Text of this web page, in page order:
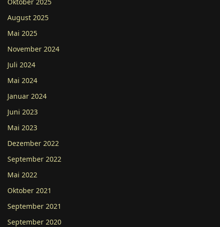
August 2025
Mai 2025
November 2024
Juli 2024
Mai 2024
Januar 2024
Juni 2023
Mai 2023
Dezember 2022
September 2022
Mai 2022
Oktober 2021
September 2021
September 2020